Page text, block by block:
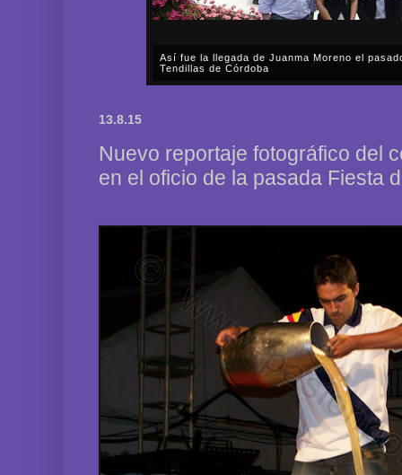
Así fue la llegada de Juanma Moreno el
Tendillas de Córdoba
13.8.15
Nuevo reportaje fotográfico del
en el oficio de la pasada Fiesta